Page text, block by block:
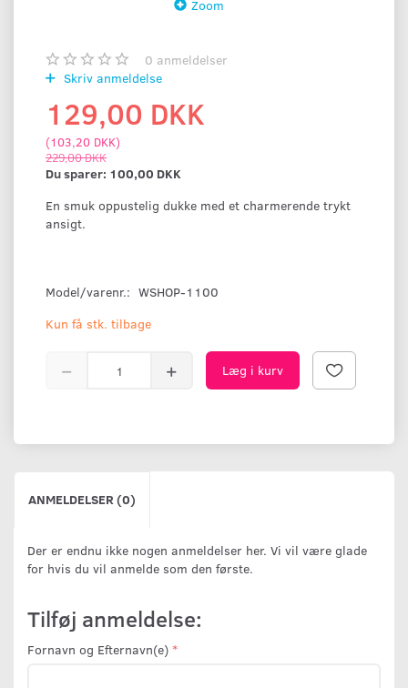
Zoom
0 anmeldelser
Skriv anmeldelse
129,00 DKK
(103,20 DKK)
229,00 DKK
Du sparer: 100,00 DKK
En smuk oppustelig dukke med et charmerende trykt
ansigt.
Model/varenr.: WSHOP-1100
Kun få stk. tilbage
Læg i kurv
ANMELDELSER (0)
Der er endnu ikke nogen anmeldelser her. Vi vil være glade
for hvis du vil anmelde som den første.
Tilføj anmeldelse:
Fornavn og Efternavn(e)